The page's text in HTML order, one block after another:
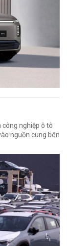
công nghiệp ô tô
nguồn cung bên